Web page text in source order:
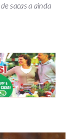
sacas a ainda